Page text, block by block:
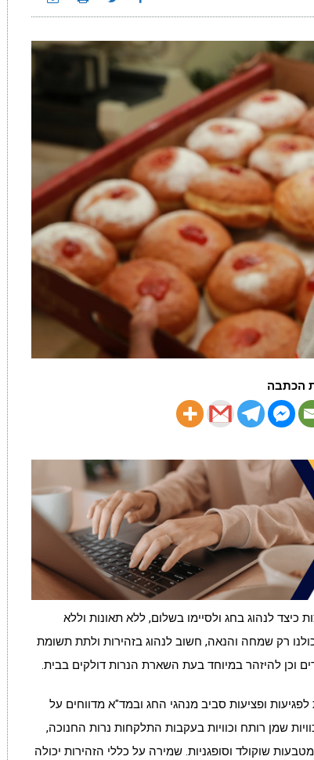
הכתבה
כיצד לנהוג בחג ולסיימו בשלום, ללא תאונות וללא
רק שמחה והנאה, חשוב לנהוג בזהירות ולתת תשומת
וכן להיזהר במיוחד בעת השארת הנרות דולקים בבית.
ופציעות סביב מנהגי החג ובמד"א מדווחים על
שמן רותח וכוויות בעקבות התלקחות נרות החנוכה,
שוקולד וסופגניות. שמירה על כללי הזהירות יכולה